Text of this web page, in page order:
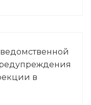
в